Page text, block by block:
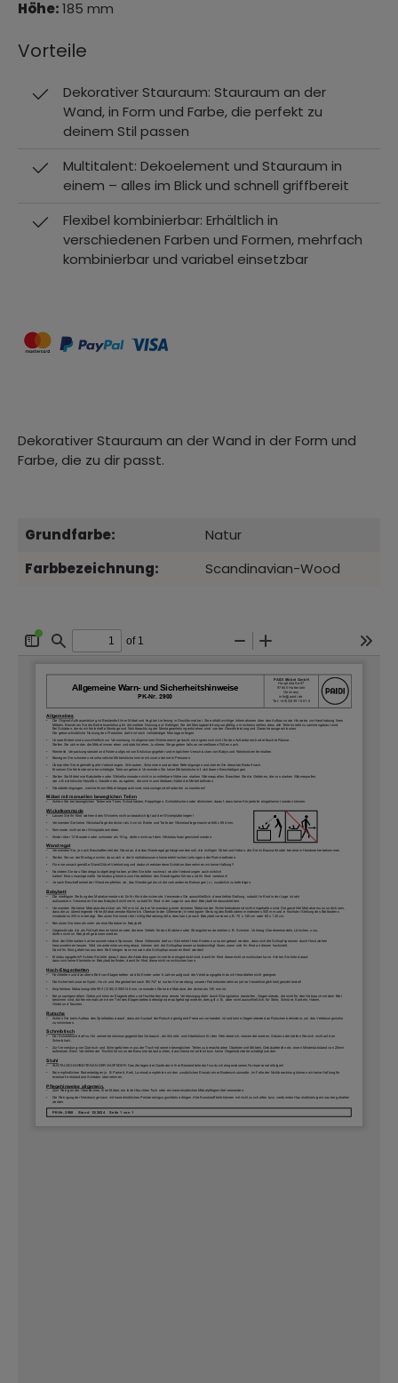
Höhe:185 mm
Vorteile
Dekorativer Stauraum: Stauraum an der
Wand, in Form und Farbe, die perfekt zu
deinem Stil passen
Multitalent: Dekoelement und Stauraum in
einem – alles im Blick und schnell griffbereit
Flexibel kombinierbar: Erhältlich in
verschiedenen Farben und Formen, mehrfach
kombinierbar und variabel einsetzbar
Dekorativer Stauraum an der Wand in der Form und
Farbe, die zu dir passt.
Grundfarbe:
Natur
Farbbezeichnung:
Scandinavian-Wood